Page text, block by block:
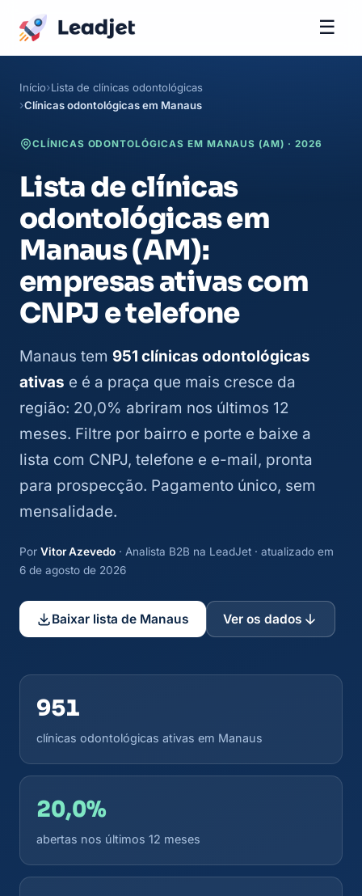
☰
Início Lista de clínicas odontológicas
Clínicas odontológicas em Manaus
CLÍNICAS ODONTOLÓGICAS EM MANAUS (AM) · 2026
Lista de clínicas
odontológicas em
Manaus (AM):
empresas ativas com
CNPJ e telefone
Manaus tem 951 clínicas odontológicas
ativas e é a praça que mais cresce da
região: 20,0% abriram nos últimos 12
meses. Filtre por bairro e porte e baixe a
lista com CNPJ, telefone e e-mail, pronta
para prospecção. Pagamento único, sem
mensalidade.
Por Vitor Azevedo · Analista B2B na LeadJet · atualizado em
6 de agosto de 2026
Baixar lista de Manaus Ver os dados
951
clínicas odontológicas ativas em Manaus
20,0%
abertas nos últimos 12 meses